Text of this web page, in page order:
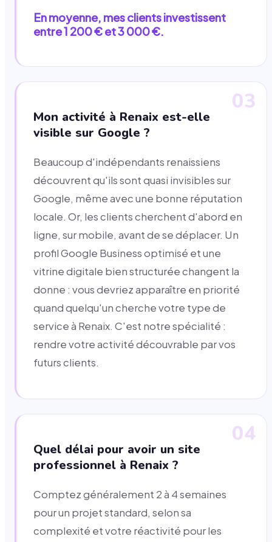
En moyenne, mes clients investissent
entre 1 200 € et 3 000 €.
03
Mon activité à Renaix est-elle
visible sur Google ?
Beaucoup d'indépendants renaissiens
découvrent qu'ils sont quasi invisibles sur
Google, même avec une bonne réputation
locale. Or, les clients cherchent d'abord en
ligne, sur mobile, avant de se déplacer. Un
profil Google Business optimisé et une
vitrine digitale bien structurée changent la
donne : vous devriez apparaître en priorité
quand quelqu'un cherche votre type de
service à Renaix. C'est notre spécialité :
rendre votre activité découvrable par vos
futurs clients.
04
Quel délai pour avoir un site
professionnel à Renaix ?
Comptez généralement 2 à 4 semaines
pour un projet standard, selon sa
complexité et votre réactivité pour les